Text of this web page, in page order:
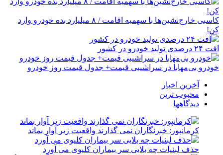
کاسبی خارج‌نشین‌ها با سهمیه اقامت / ۸ میلیارد بده خودرو وارد
کن!
افت ۲۴ درصدی تولید خودرو در کشور
خودرو بی‌مهابا در سراشیبی قیمت+ جدول قیمت روز خودرو
آخرین اخبار
محبوب ترین
دیدگاهها
کرمانپور: خبرنگاران نمی گذارند واقعیت زیر آوار بماند
حذف لبنیات چه بلایی سر بیماران کلیوی می آورد